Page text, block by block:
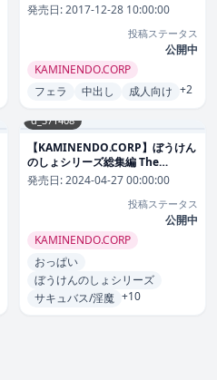
発売日:2017-12-28 10:00:00
投稿ステータス
公開中
KAMINENDO.CORP
フェラ
中出し 成人向け +2
d_371408
【KAMINENDO.CORP】ぼうけん
のしょシリーズ総集編 The
Adventurer’s Book has Perfect.
Vol.2
発売日:2024-04-27 00:00:00
投稿ステータス
公開中
KAMINENDO.CORP
おっぱい
ぼうけんのしょシリーズ
サキュバス/淫魔 +10